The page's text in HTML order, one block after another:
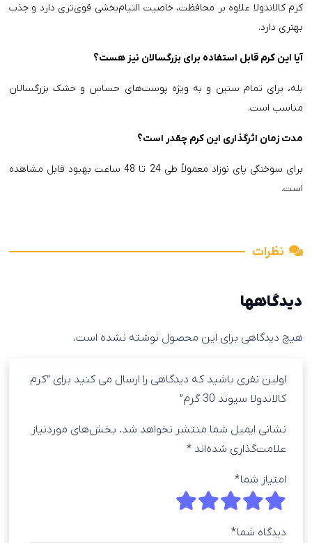
کرم کالاندولا علاوه بر محافظت، خاصیت التیام‌بخشی قوی‌تری دارد و جذب
بهتری دارد.
آیا این کرم قابل استفاده برای بزرگسالان نیز هست؟
بله، برای تمام سنین و به ویژه پوست‌های حساس و خشک بزرگسالان
مناسب است.
مدت زمان اثرگذاری این کرم چقدر است؟
برای سوختگی پای نوزاد معمولاً طی 24 تا 48 ساعت بهبود قابل مشاهده
است.
نظرات
دیدگاهها
هیچ دیدگاهی برای این محصول نوشته نشده است.
اولین نفری باشید که دیدگاهی را ارسال می کنید برای “کرم
کالاندولا سیوند 30 گرم”
نشانی ایمیل شما منتشر نخواهد شد. بخش‌های موردنیاز
علامت‌گذاری شده‌اند *
امتیاز شما*
دیدگاه شما*